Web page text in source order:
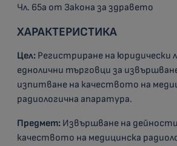
Чл. 65а от Закона за здравето
ХАРАКТЕРИСТИКА
Цел: Регистриране на юридически
еднолични търговци за
изпитване на качеството на
радиологична апаратура.
Предмет: Извършване на
качеството на медицинска